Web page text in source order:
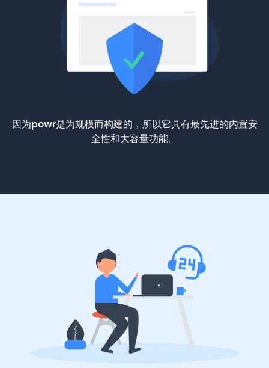
因为powr是为规模而构建的，所以它具有最先进的内置安
全性和大容量功能。